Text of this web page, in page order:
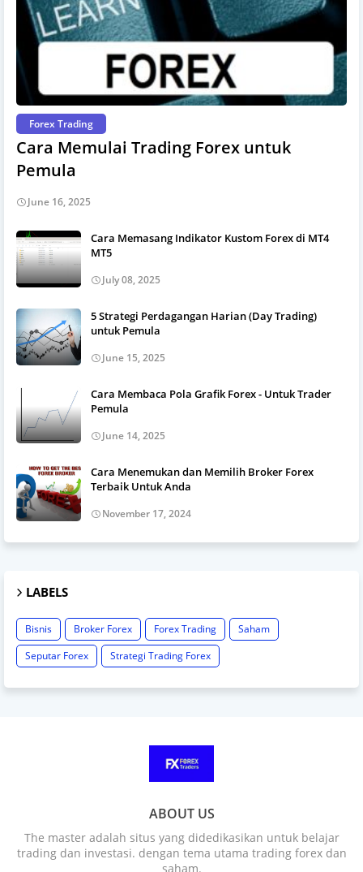
Forex Trading
Cara Memulai Trading Forex untuk
Pemula
June 16, 2025
Cara Memasang Indikator Kustom Forex di MT4
MT5
July 08, 2025
5 Strategi Perdagangan Harian (Day Trading)
untuk Pemula
June 15, 2025
Cara Membaca Pola Grafik Forex - Untuk Trader
Pemula
June 14, 2025
Cara Menemukan dan Memilih Broker Forex
Terbaik Untuk Anda
November 17, 2024
LABELS
Bisnis Broker Forex Forex Trading
Saham
Seputar Forex
Strategi Trading Forex
ABOUT US
The master adalah situs yang didedikasikan untuk belajar
trading dan investasi. dengan tema utama trading forex dan
saham.